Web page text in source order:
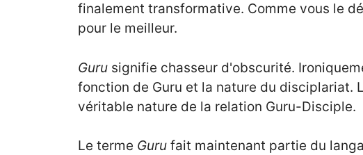
finalement transformative. Comme vous le
pour le meilleur.
Guru signifie chasseur d'obscurité.
fonction de Guru et la nature du disciplariat.
véritable nature de la relation Guru-Disciple.
Le terme Guru fait maintenant partie du